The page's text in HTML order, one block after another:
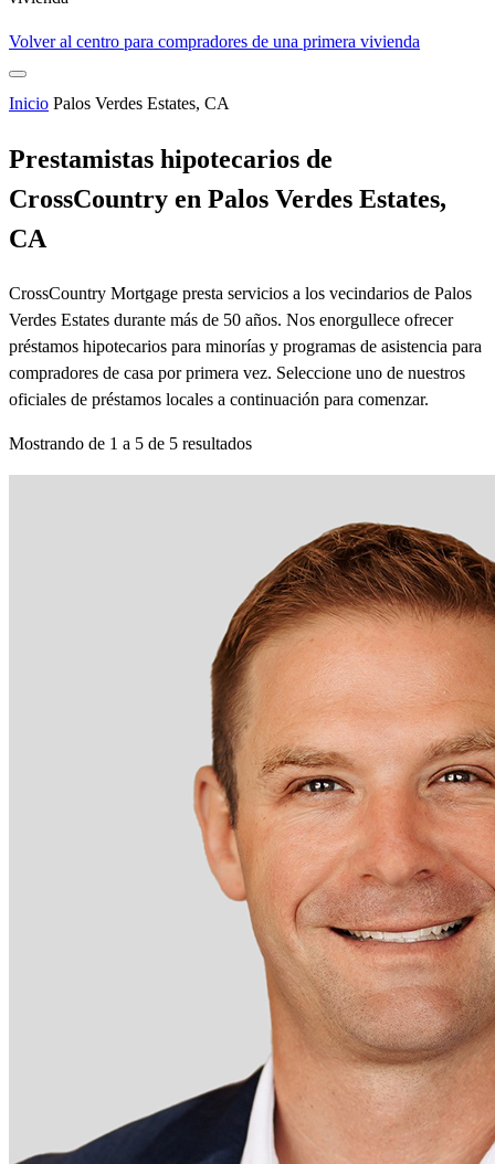
Volver al centro para compradores de una primera vivienda
Inicio Palos Verdes Estates, CA
Prestamistas hipotecarios de
CrossCountry en Palos Verdes Estates,
CA
CrossCountry Mortgage presta servicios a los vecindarios de Palos
Verdes Estates durante más de 50 años. Nos enorgullece ofrecer
préstamos hipotecarios para minorías y programas de asistencia para
compradores de casa por primera vez. Seleccione uno de nuestros
oficiales de préstamos locales a continuación para comenzar.
Mostrando de 1 a 5 de 5 resultados